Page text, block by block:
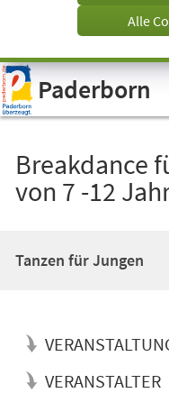
Visuelle
Assistenzsoftware
öffnen.
Alle
Paderborn
Breakdance
von 7 -12
Tanzen für Jungen
VERANSTALTER